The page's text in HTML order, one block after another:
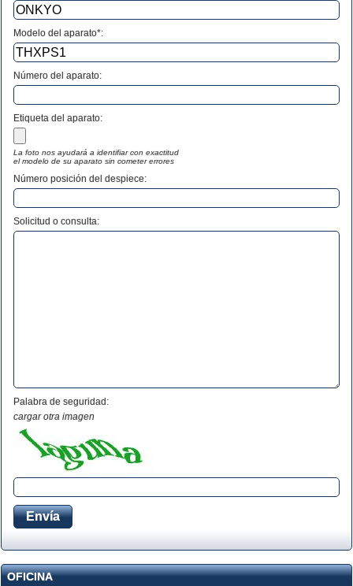
Modelo del aparato*:
Número del aparato:
Etiqueta del aparato:
La foto nos ayudará a identifiar con exactitud
el modelo de su aparato sin cometer errores
Número posición del despiece:
Solicitud o consulta:
Palabra de seguridad:
cargar otra imagen
OFICINA